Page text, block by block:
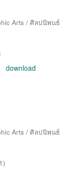
Arts / ศิลปนิพนธ์
download
Arts / ศิลปนิพนธ์
)